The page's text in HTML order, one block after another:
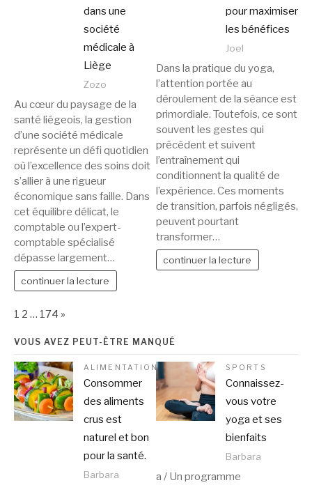
dans une
société
médicale à
Liège
Zozo
Au cœur du paysage de la
santé liégeois, la gestion
d’une société médicale
représente un défi quotidien
où l’excellence des soins doit
s’allier à une rigueur
économique sans faille. Dans
cet équilibre délicat, le
comptable ou l’expert-
comptable spécialisé
dépasse largement…
continuer la lecture
pour maximiser
les bénéfices
Joel
Dans la pratique du yoga,
l’attention portée au
déroulement de la séance est
primordiale. Toutefois, ce sont
souvent les gestes qui
précèdent et suivent
l’entraînement qui
conditionnent la qualité de
l’expérience. Ces moments
de transition, parfois négligés,
peuvent pourtant
transformer…
continuer la lecture
Page:
1 2 … 174 Next
»
VOUS AVEZ PEUT-ÊTRE MANQUÉ
ALIMENTATION
Consommer
des aliments
crus est
naturel et bon
pour la santé.
Barbara
SPORTS
Connaissez-
vous votre
yoga et ses
bienfaits
Barbara
a / Un programme